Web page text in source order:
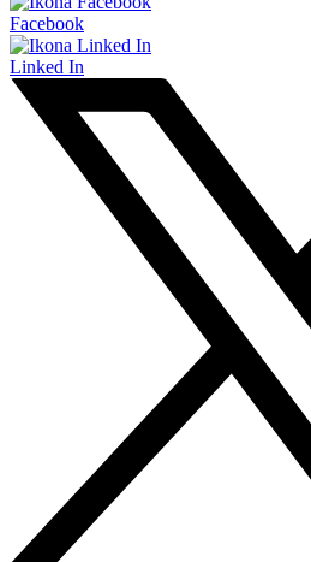
Facebook
Linked In